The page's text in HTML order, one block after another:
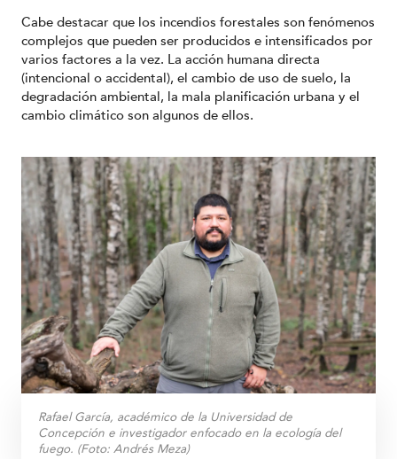
Cabe destacar que los incendios forestales son fenómenos
complejos que pueden ser producidos e intensificados por
varios factores a la vez. La acción humana directa
(intencional o accidental), el cambio de uso de suelo, la
degradación ambiental, la mala planificación urbana y el
cambio climático son algunos de ellos.
Rafael García, académico de la Universidad de
Concepción e investigador enfocado en la ecología del
fuego. (Foto: Andrés Meza)